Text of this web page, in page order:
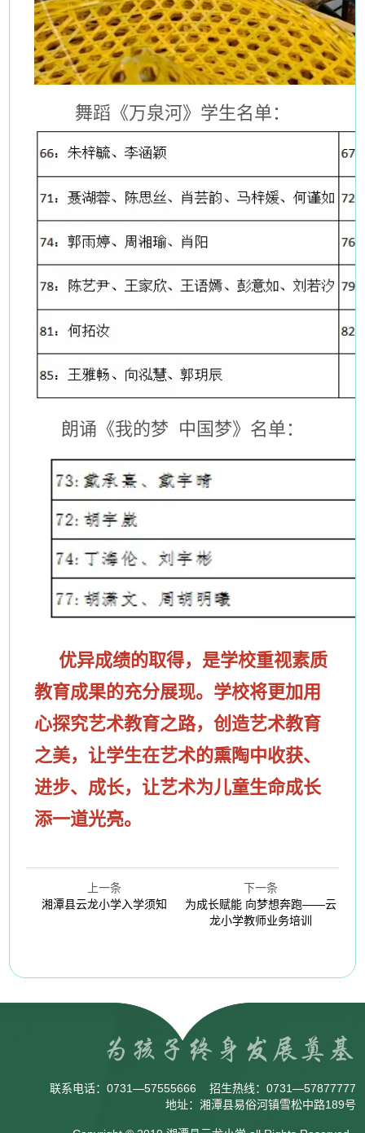
舞蹈《万泉河》学生名单：
朗诵《我的梦 中国梦》名单：
优异成绩的取得，是学校重视素质
教育成果的充分展现。学校将更加用
心探究艺术教育之路，创造艺术教育
之美，让学生在艺术的熏陶中收获、
进步、成长，让艺术为儿童生命成长
添一道光亮。
上一条
湘潭县云龙小学入学须知
下一条
为成长赋能 向梦想奔跑——云
龙小学教师业务培训
联系电话： 0731—57555666 招生热线： 0731—57877777
地址：湘潭县易俗河镇雪松中路189号